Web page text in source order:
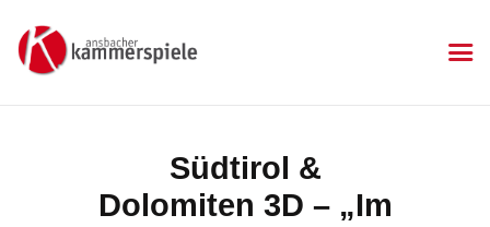
Südtirol &
Dolomiten 3D – „Im
KAMMERSPIELE
Aktuelles
Kartenkauf